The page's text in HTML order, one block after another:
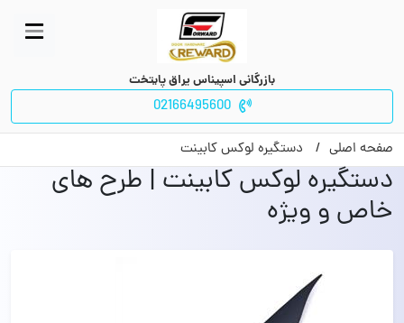
بازرگانی اسپیناس یراق پایتخت
02166495600
صفحه اصلی دستگیره لوکس کابینت
دستگیره لوکس کابینت | طرح های
خاص و ویژه